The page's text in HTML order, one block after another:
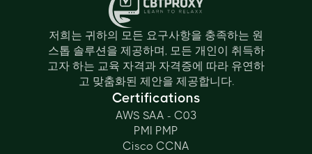
저희는 귀하의 모든 요구사항을 충족하는 원
스톱 솔루션을 제공하며, 모든 개인이 취득하
고자 하는 교육 자격과 자격증에 따라 유연하
고 맞춤화된 제안을 제공합니다.
Certifications
AWS SAA - C03
PMI PMP
Cisco CCNA